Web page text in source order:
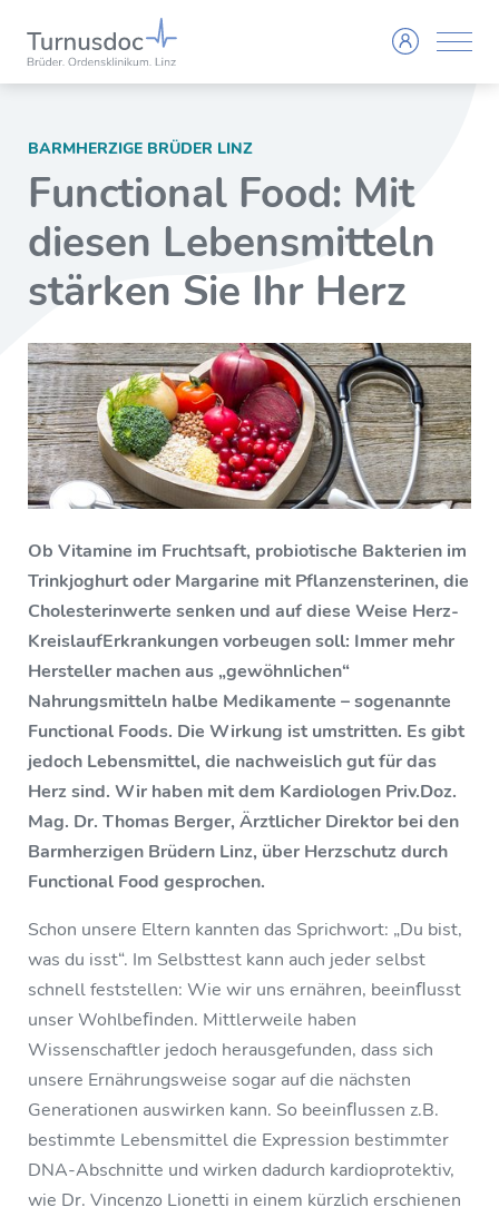
Functional Food: Mit
diesen Lebensmitteln
stärken Sie Ihr Herz
BARMHERZIGE BRÜDER LINZ
Ob Vitamine im Fruchtsaft, probiotische Bakterien im
Trinkjoghurt oder Margarine mit Pflanzensterinen, die
Cholesterinwerte senken und auf diese Weise Herz­
Kreislauf­Erkrankungen vorbeugen soll: Immer mehr
Hersteller machen aus „gewöhnlichen“
Nahrungsmitteln halbe Medikamente – sogenannte
Functional Foods. Die Wirkung ist umstritten. Es gibt
jedoch Lebensmittel, die nachweislich gut für das
Herz sind. Wir haben mit dem Kardiologen Priv.­Doz.
Mag. Dr. Thomas Berger, Ärztlicher Direktor bei den
Barmherzigen Brüdern Linz, über Herzschutz durch
Functional Food gesprochen.
Schon unsere Eltern kannten das Sprichwort: „Du bist,
was du isst“. Im Selbsttest kann auch jeder selbst
schnell feststellen: Wie wir uns ernähren, beeinﬂusst
unser Wohlbeﬁnden. Mittlerweile haben
Wissenschaftler jedoch herausgefunden, dass sich
unsere Ernährungsweise sogar auf die nächsten
Generationen auswirken kann. So beeinﬂussen z.B.
bestimmte Lebensmittel die Expression bestimmter
DNA-Abschnitte und wirken dadurch kardioprotektiv,
wie Dr. Vincenzo Lionetti in einem kürzlich erschienen